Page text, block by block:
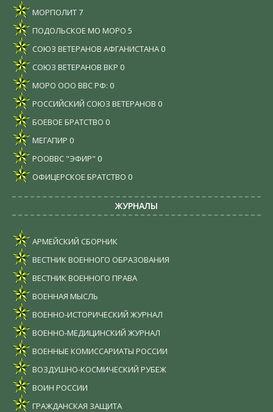
МОРПОЛИТ7
ПОДОЛЬСКОЕ МО МОРО 5
СОЮЗ ВЕТЕРАНОВ АФГАНИСТАНА 0
СОЮЗ ВЕТЕРАНОВ ВКР 0
МОРО ООО ВВС РФ: 0
РОССИЙСКИЙ СОЮЗ ВЕТЕРАНОВ 0
БОЕВОЕ БРАТСТВО 0
МЕГАПИР 0
РООВВС "ЭФИР" 0
ОФИЦЕРСКОЕ БРАТСТВО 0
ЖУРНАЛЫ
АРМЕЙСКИЙ СБОРНИК
ВЕСТНИК ВОЕННОГО ОБРАЗОВАНИЯ
ВЕСТНИК ВОЕННОГО ПРАВА
ВОЕННАЯ МЫСЛЬ
ВОЕННО-ИСТОРИЧЕСКИЙ ЖУРНАЛ
ВОЕННО-МЕДИЦИНСКИЙ ЖУРНАЛ
ВОЕННЫЕ КОМИССАРИАТЫ РОССИИ
ВОЗДУШНО-КОСМИЧЕСКИЙ РУБЕЖ
ВОИН РОССИИ
ГРАЖДАНСКАЯ ЗАЩИТА